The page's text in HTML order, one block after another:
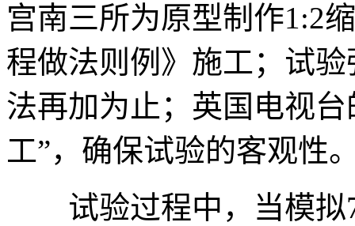
宫南三所为原型制作1:2
程做法则例》施工；试
法再加为止；英国电视
工”，确保试验的客观性
试验过程中，当模拟7